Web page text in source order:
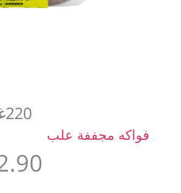
220غرام
فواكه مجففة علب